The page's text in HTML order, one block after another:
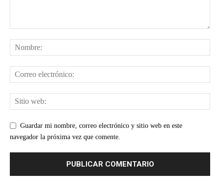
Guardar mi nombre, correo electrónico y sitio web en este
navegador la próxima vez que comente.